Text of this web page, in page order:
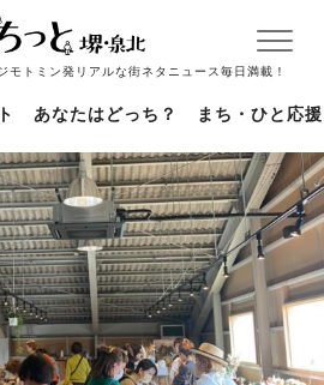
モトミン発リアルな街ネタニュース毎日満載！
あなたはどっち？ まち・ひと応援